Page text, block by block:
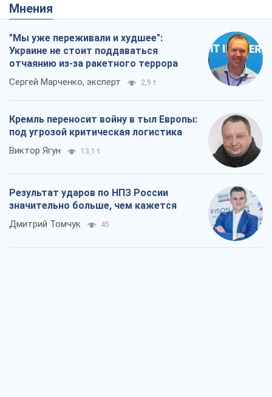
Мнения
"Мы уже переживали и худшее":
Украине не стоит поддаваться
отчаянию из-за ракетного террора
Сергей Марченко, эксперт 2,9 т.
Кремль переносит войну в тыл Европы:
под угрозой критическая логистика
Виктор Ягун 13,1 т.
Результат ударов по НПЗ России
значительно больше, чем кажется
Дмитрий Томчук 45